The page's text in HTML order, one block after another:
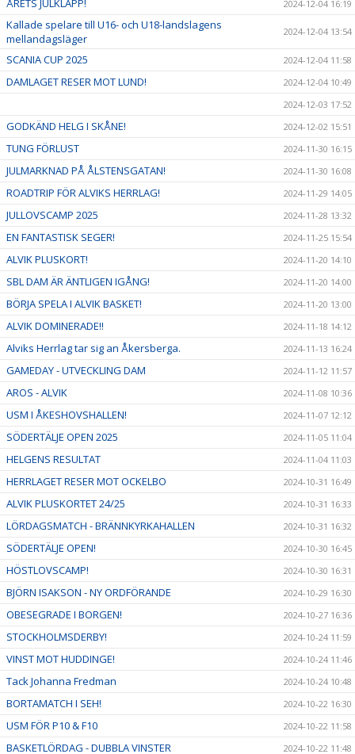
ÅRETS JULKLAPP! 2024-12-04 16:19
Kallade spelare till U16- och U18-landslagens
mellandagsläger
2024-12-04 13:54
SCANIA CUP 2025 2024-12-04 11:58
DAMLAGET RESER MOT LUND!
2024-12-04 10:49
2024-12-03 17:52
GODKÄND HELG I SKÅNE! 2024-12-02 15:51
TUNG FÖRLUST 2024-11-30 16:15
JULMARKNAD PÅ ÅLSTENSGATAN! 2024-11-30 16:08
ROADTRIP FÖR ALVIKS HERRLAG! 2024-11-29 14:05
JULLOVSCAMP 2025 2024-11-28 13:32
EN FANTASTISK SEGER! 2024-11-25 15:54
ALVIK PLUSKORT! 2024-11-20 14:10
SBL DAM ÄR ÄNTLIGEN IGÅNG! 2024-11-20 14:00
BÖRJA SPELA I ALVIK BASKET! 2024-11-20 13:00
ALVIK DOMINERADE!! 2024-11-18 14:12
Alviks Herrlag tar sig an Åkersberga. 2024-11-13 16:24
GAMEDAY - UTVECKLING DAM 2024-11-12 11:57
AROS - ALVIK 2024-11-08 10:36
USM I ÅKESHOVSHALLEN! 2024-11-07 12:12
SÖDERTÄLJE OPEN 2025 2024-11-05 11:04
HELGENS RESULTAT 2024-11-04 11:03
HERRLAGET RESER MOT OCKELBO 2024-10-31 16:49
ALVIK PLUSKORTET 24/25 2024-10-31 16:33
LÖRDAGSMATCH - BRÄNNKYRKAHALLEN 2024-10-31 16:32
SÖDERTÄLJE OPEN! 2024-10-30 16:45
HÖSTLOVSCAMP! 2024-10-30 16:31
BJÖRN ISAKSON - NY ORDFÖRANDE 2024-10-29 16:30
OBESEGRADE I BORGEN! 2024-10-27 16:36
STOCKHOLMSDERBY! 2024-10-24 11:59
VINST MOT HUDDINGE! 2024-10-24 11:46
Tack Johanna Fredman 2024-10-24 10:48
BORTAMATCH I SEH! 2024-10-22 16:30
USM FÖR P10 & F10 2024-10-22 11:58
BASKETLÖRDAG - DUBBLA VINSTER 2024-10-22 11:48